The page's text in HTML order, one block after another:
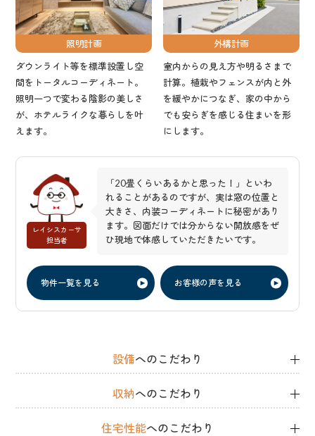
照明計画
ダウンライト等を標準設置し空
間をトータルコーディネート。
照明一つで変わる陰影の美しさ
が、ホテルライクな暮らしを叶
えます。
外構計画
室内からの見え方や明るさまで
計算。植栽やフェンスが内と外
を緩やかにつなぎ、家の中から
でも安らぎを感じる住まいを形
にします。
レイシスカーサ
担当者
「20畳くらいあるかと思った！」といわ
れることがあるのですが、実は窓の位置と
大きさ、内装コーディネートに秘密があり
ます。図面だけでは分からない開放感をぜ
ひ現地で体感していただきたいです。
物件一覧を見る お客様の声を見る
設備へのこだわり
収納へのこだわり
住宅性能へのこだわり